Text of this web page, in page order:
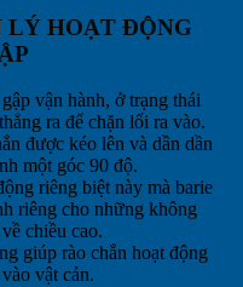
LÝ HOẠT ĐỘNG
vận hành, ở trạng thái
ra để chặn lối ra vào.
được kéo lên và dần dần
một góc 90 độ.
riêng biệt này mà barie
riêng cho những không
chiều cao.
giúp rào chắn hoạt động
vật cản.